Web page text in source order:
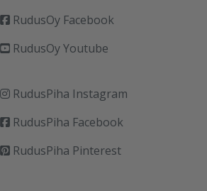
RudusOy Facebook
RudusOy Youtube
RudusPiha Instagram
RudusPiha Facebook
RudusPiha Pinterest